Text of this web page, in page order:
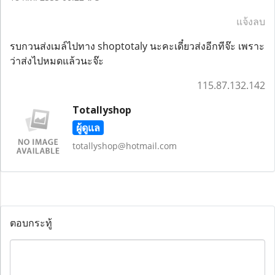
แจ้งลบ
รบกวนส่งเมล์ไปทาง shoptotaly นะคะเดี๋ยวส่งอีกทีจ๊ะ เพราะ
ว่าส่งไปหมดแล้วนะจ๊ะ
115.87.132.142
Totallyshop
ผู้ดูแล
totallyshop@hotmail.com
ตอบกระทู้